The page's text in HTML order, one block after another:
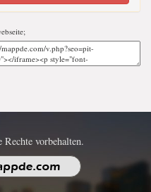
vorbehalten.